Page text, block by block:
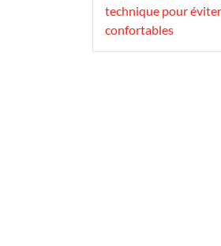
technique pour
confortables